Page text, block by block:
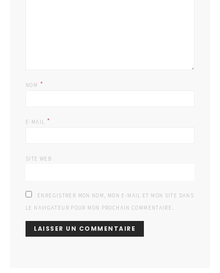
NOM *
E-MAIL *
SITE WEB
ENREGISTRER MON NOM, MON E-MAIL ET MON SITE DANS
LE NAVIGATEUR POUR MON PROCHAIN COMMENTAIRE.